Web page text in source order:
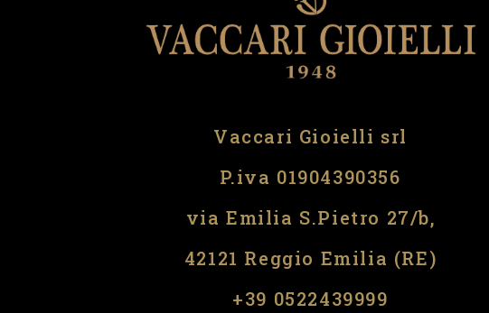
Vaccari Gioielli srl
P.iva 01904390356
via Emilia S.Pietro 27/b,
42121 Reggio Emilia (RE)
​​+39 0522439999